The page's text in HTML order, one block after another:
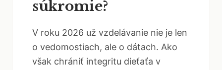
súkromie?
V roku 2026 už vzdelávanie nie je len
o vedomostiach, ale o dátach. Ako
však chrániť integritu dieťaťa v